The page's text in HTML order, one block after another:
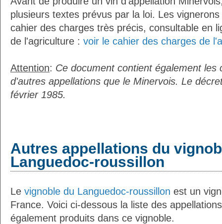
plusieurs textes prévus par la loi. Les
cahier des charges très précis, consultable en
de l'agriculture : voir le cahier des charges de
Attention: Ce document contient également les
d'autres appellations que le Minervois. Le
février 1985.
Autres appellations du
Languedoc-roussillon
Le vignoble du Languedoc-roussillon est un
France. Voici ci-dessous la liste des
également produits dans ce vignoble.